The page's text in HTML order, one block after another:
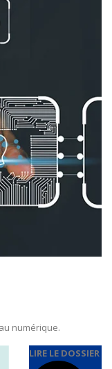
numérique.
LIRE LE DOSSIER